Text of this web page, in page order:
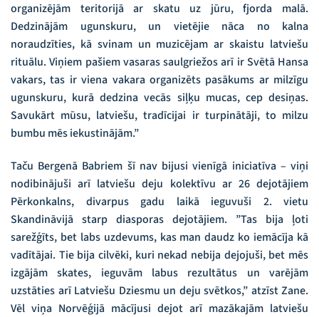
organizējām teritorijā ar skatu uz jūru, fjorda malā.
Dedzinājām ugunskuru, un vietējie nāca no kalna
noraudzīties, kā svinam un muzicējam ar skaistu latviešu
rituālu. Viņiem pašiem vasaras saulgriežos arī ir Svētā Hansa
vakars, tas ir viena vakara organizēts pasākums ar milzīgu
ugunskuru, kurā dedzina vecās siļķu mucas, cep desiņas.
Savukārt mūsu, latviešu, tradīcijai ir turpinātāji, to milzu
bumbu mēs iekustinājām.”
Taču Bergenā Babriem šī nav bijusi vienīgā iniciatīva – viņi
nodibinājuši arī latviešu deju kolektīvu ar 26 dejotājiem
Pērkonkalns, divarpus gadu laikā ieguvuši 2. vietu
Skandināvijā starp diasporas dejotājiem. ”Tas bija ļoti
sarežģīts, bet labs uzdevums, kas man daudz ko iemācīja kā
vadītājai. Tie bija cilvēki, kuri nekad nebija dejojuši, bet mēs
izgājām skates, ieguvām labus rezultātus un varējām
uzstāties arī Latviešu Dziesmu un deju svētkos,” atzīst Zane.
Vēl viņa Norvēģijā mācījusi dejot arī mazākajām latviešu